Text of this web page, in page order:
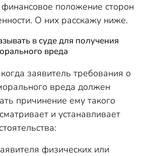
финансовое положение сторон
О них расскажу ниже.
в суде для получения
вреда
заявитель требования о
вреда должен
причинение ему такого
и устанавливает
физических или